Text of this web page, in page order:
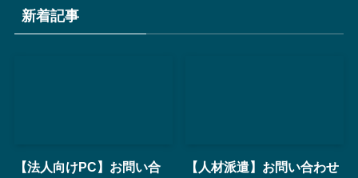
新着記事
【法人向けPC】お問い合
【人材派遣】お問い合わせ